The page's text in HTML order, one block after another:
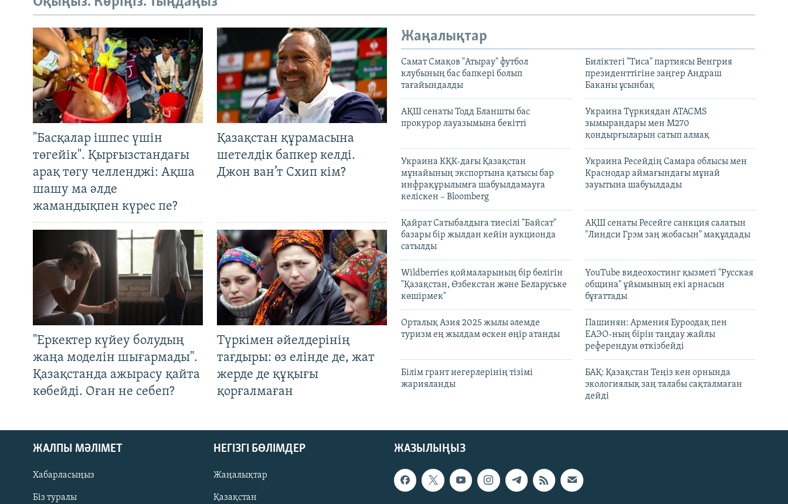
"Басқалар ішпес үшін
төгейік". Қырғызстандағы
арақ төгу челленджі: Ақша
шашу ма әлде
жамандықпен күрес пе?
Қазақстан құрамасына
шетелдік бапкер келді.
Джон ван’т Схип кім?
"Еркектер күйеу болудың
жаңа моделін шығармады".
Қазақстанда ажырасу қайта
көбейді. Оған не себеп?
Түркімен әйелдерінің
тағдыры: өз елінде де, жат
жерде де құқығы
қорғалмаған
Жаңалықтар
Самат Смақов "Атырау" футбол
клубының бас бапкері болып
тағайындалды
Биліктегі "Тиса" партиясы Венгрия
президенттігіне заңгер Андраш
Баканы ұсынбақ
АҚШ сенаты Тодд Бланшты бас
прокурор лауазымына бекітті
Украина Түркиядан ATACMS
зымырандары мен M270
қондырғыларын сатып алмақ
Украина КҚК-дағы Қазақстан
мұнайының экспортына қатысы бар
инфрақұрылымға шабуылдамауға
келіскен – Bloomberg
Украина Ресейдің Самара облысы мен
Краснодар аймағындағы мұнай
зауытына шабуылдады
Қайрат Сатыбалдыға тиесілі "Байсат"
базары бір жылдан кейін аукционда
сатылды
АҚШ сенаты Ресейге санкция салатын
"Линдси Грэм заң жобасын" мақұлдады
Wildberries қоймаларының бір бөлігін
"Қазақстан, Өзбекстан және Беларуське
көшірмек"
YouTube видеохостинг қызметі "Русская
община" ұйымының екі арнасын
бұғаттады
Орталық Азия 2025 жылы әлемде
туризм ең жылдам өскен өңір атанды
Пашинян: Армения Еуроодақ пен
ЕАЭО-ның бірін таңдау жайлы
референдум өткізбейді
Білім грант иегерлерінің тізімі
жарияланды
БАҚ: Қазақстан Теңіз кен орнында
экологиялық заң талабы сақталмаған
дейді
ЖАЗЫЛЫҢЫЗ
ЖАЛПЫ МӘЛІМЕТ
Хабарласыңыз
Біз туралы
НЕГІЗГІ БӨЛІМДЕР
Жаңалықтар
Қазақстан